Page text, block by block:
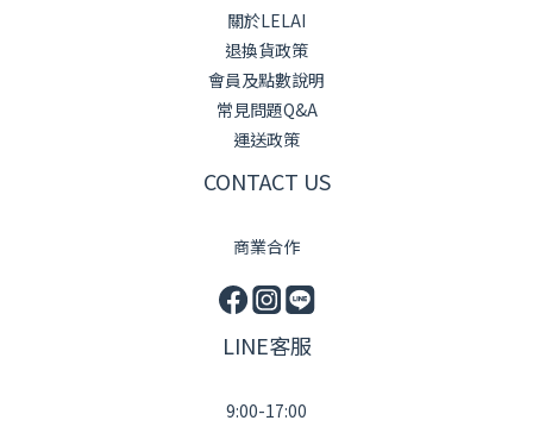
關於LELAI
退換貨政策
會員及點數說明
常見問題Q&A
運送政策
CONTACT US
商業合作
LINE客服
9:00-17:00